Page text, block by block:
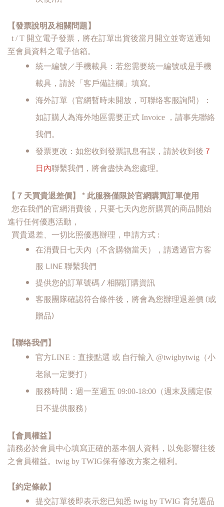
【發票說明及相關問題】
t / T 開立電子發票，將在訂單出貨後當月開立並寄送通知
至會員資料之電子信箱。
統一編號／手機載具：若您需要統一編號或是手機
載具，請於「客戶備註欄」填寫。
海外訂單（官網暫時未開放，可聯络客服詢問）：
如訂購人為海外地區需要正式 Invoice ，請事先聯絡
我們。
發票更改：如您收到發票訊息有誤，請於收到後 7
日內聯繫我們，將會盡快為您處理。
【 7 天買貴退差價】 * 此服務僅限於官網購買訂單使用
您在我們的官網消費後，只要七天內您所購買的商品開始
進行任何優惠活動，
買貴退差、一切比照優惠辦理， 申請方式 :
在消費日七天內（不含購物當天），請透過官方客
服 LINE 聯繫我們
提供您的訂單號碼 / 相關訂購資訊
客服團隊確認符合條件後，將會為您辦理退差價 (或
贈品)
【聯络我們】
官方LINE： 直接點選 或 自行輸入 @twigbytwig（小
老鼠一定要打）
服務時間：週一至週五 09:00-18:00（週末及國定假
日不提供服務）
【會員權益】
請務必於會員中心填寫正確的基本個人資料，以免影響往後
之會員權益。twig by TWIG保有修改方案之權利。
【約定條款】
提交訂單後即表示您已知悉 twig by TWIG 育兒選品